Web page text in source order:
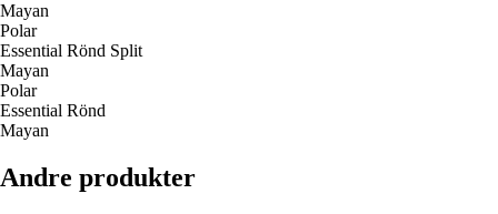
Mayan
Polar
Essential Rönd Split
Mayan
Polar
Essential Rönd
Mayan
Andre produkter